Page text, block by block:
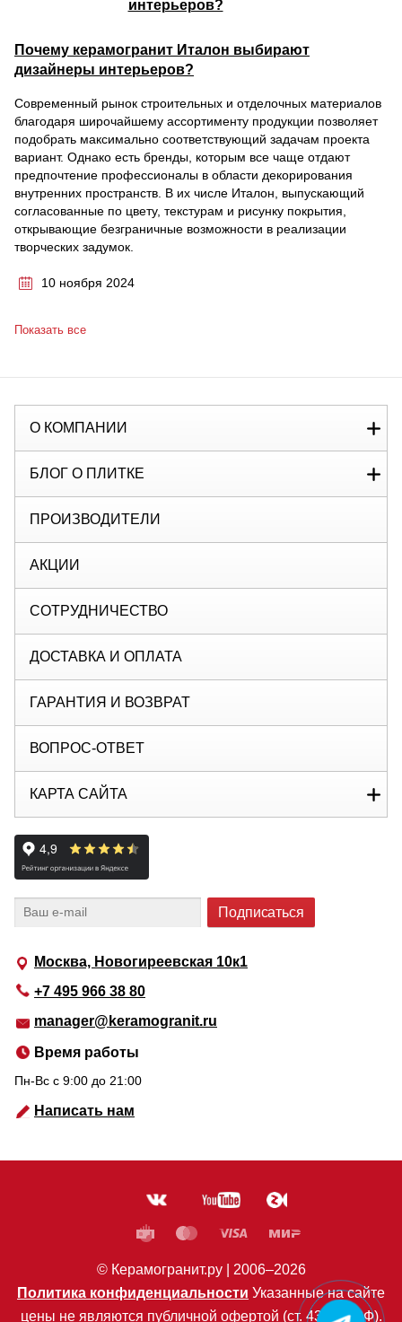
Почему керамогранит Италон выбирают
дизайнеры интерьеров?
Современный рынок строительных и отделочных материалов
благодаря широчайшему ассортименту продукции позволяет
подобрать максимально соответствующий задачам проекта
вариант. Однако есть бренды, которым все чаще отдают
предпочтение профессионалы в области декорирования
внутренних пространств. В их числе Италон, выпускающий
согласованные по цвету, текстурам и рисунку покрытия,
открывающие безграничные возможности в реализации
творческих задумок.
10 ноября 2024
Показать все
Москва, Новогиреевская 10к1
+7 495 966 38 80
manager@keramogranit.ru
Время работы
Пн-Вс c 9:00 до 21:00
Написать нам
О КОМПАНИИ
БЛОГ О ПЛИТКЕ
ПРОИЗВОДИТЕЛИ
АКЦИИ
СОТРУДНИЧЕСТВО
ДОСТАВКА И ОПЛАТА
ГАРАНТИЯ И ВОЗВРАТ
ВОПРОС-ОТВЕТ
КАРТА САЙТА
© Керамогранит.ру | 2006–2026
Политика конфиденциальности Указанные на сайте
цены не являются публичной офертой (ст. 435 ГК РФ).